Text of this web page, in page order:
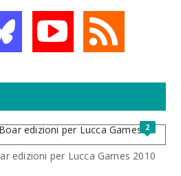
2
edizioni per Lucca Games 2010